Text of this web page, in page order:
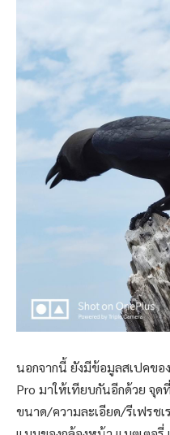
นอกจากนี้ ยังมีข้อมูลสเปคขอ
Pro มาให้เทียบกันอีกด้วย จุด
ขนาด/ความละเอียด/รีเฟรช